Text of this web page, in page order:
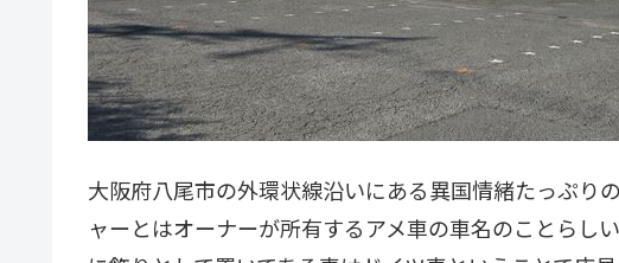
大阪府八尾市の外環状線沿いにある異国情緒たっぷり
ャーとはオーナーが所有するアメ車の車名のことらし